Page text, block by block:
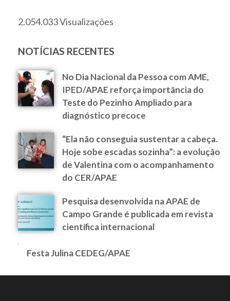
2.054.033 Visualizações
NOTÍCIAS RECENTES
No Dia Nacional da Pessoa com AME,
IPED/APAE reforça importância do
Teste do Pezinho Ampliado para
diagnóstico precoce
“Ela não conseguia sustentar a cabeça.
Hoje sobe escadas sozinha”: a evolução
de Valentina com o acompanhamento
do CER/APAE
Pesquisa desenvolvida na APAE de
Campo Grande é publicada em revista
científica internacional
Festa Julina CEDEG/APAE